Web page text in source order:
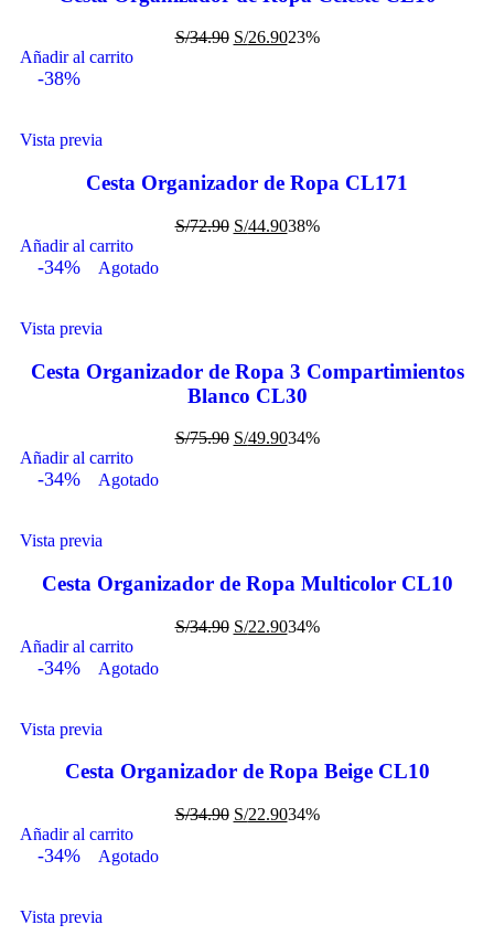
S/34.90 S/26.9023%
Añadir al carrito
-38%
Vista previa
Cesta Organizador de Ropa CL171
S/72.90 S/44.9038%
Añadir al carrito
-34% Agotado
Vista previa
Cesta Organizador de Ropa 3 Compartimientos
Blanco CL30
S/75.90 S/49.9034%
Añadir al carrito
-34% Agotado
Vista previa
Cesta Organizador de Ropa Multicolor CL10
S/34.90 S/22.9034%
Añadir al carrito
-34% Agotado
Vista previa
Cesta Organizador de Ropa Beige CL10
S/34.90 S/22.9034%
Añadir al carrito
-34% Agotado
Vista previa